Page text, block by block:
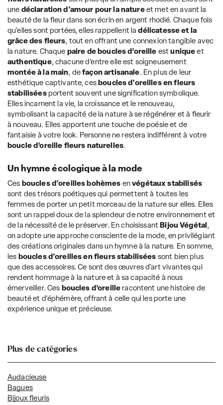
une déclaration d'amour pour la natureet met en avant la
beauté de la fleur dans son écrin en argent rhodié. Chaque fois
qu'elles sont portées, elles rappellent ladélicatesse et la
grâce des fleurs, tout en offrant une connexion tangible avec
la nature. Chaque paire de boucles d’oreille estunique et
authentique, chacune d’entre elle est soigneusement
montée à la main, defaçon artisanale. En plus de leur
esthétique captivante, cesboucles d'oreilles en fleurs
stabiliséesportent souvent une signification symbolique.
Elles incarnent la vie, la croissance et le renouveau,
symbolisant la capacité de la nature à se régénérer et à fleurir
à nouveau. Elles apportent une touche de poésie et de
fantaisie à votre look. Personne ne restera indifférent à votre
boucle d’oreille fleurs naturelles.
Un hymne écologique à la mode
Ces boucles d'oreilles bohèmes envégétaux stabilisés
sont des trésors poétiques qui permettent à toutes les
femmes de porter un petit morceau de la nature sur elles. Elles
sont un rappel doux de la splendeur de notre environnement et
de la nécessité de le préserver. En choisissantBijou Végétal,
on adopte une approche consciente de la mode, en privilégiant
des créations originales dans un hymne à la nature. En somme,
les boucles d'oreilles en fleurs stabilisées sont bien plus
que des accessoires. Ce sont des œuvres d'art vivantes qui
rendent hommage à la nature et à sa capacité à nous
émerveiller. Ces boucles d’oreille racontent une histoire de
beauté et d'éphémère, offrant à celle qui les porte une
expérience unique et précieuse.
Plus de catégories
Audacieuse
Bagues
Bijoux fleuris